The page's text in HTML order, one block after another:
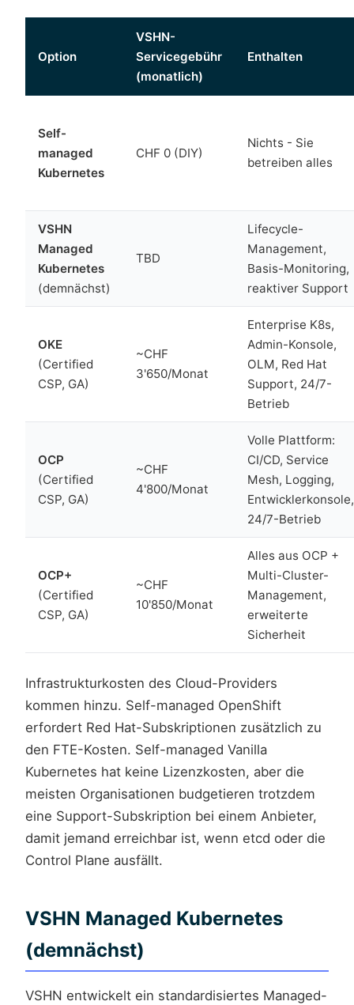
Option
VSHN-
Servicegebühr
(monatlich)
Enthalten
Self-
managed
Kubernetes
CHF 0 (DIY)
Nichts - Sie
betreiben alles
VSHN
Managed
Kubernetes
(demnächst)
TBD
Lifecycle-
Management,
Basis-Monitoring,
reaktiver Support
OKE
(Certified
CSP, GA)
~CHF
3'650/Monat
Enterprise K8s,
Admin-Konsole,
OLM, Red Hat
Support, 24/7-
Betrieb
OCP
(Certified
CSP, GA)
~CHF
4'800/Monat
Volle Plattform:
CI/CD, Service
Mesh, Logging,
Entwicklerkonsole,
24/7-Betrieb
OCP+
(Certified
CSP, GA)
~CHF
10'850/Monat
Alles aus OCP +
Multi-Cluster-
Management,
erweiterte
Sicherheit
Infrastrukturkosten des Cloud-Providers
kommen hinzu. Self-managed OpenShift
erfordert Red Hat-Subskriptionen zusätzlich zu
den FTE-Kosten. Self-managed Vanilla
Kubernetes hat keine Lizenzkosten, aber die
meisten Organisationen budgetieren trotzdem
eine Support-Subskription bei einem Anbieter,
damit jemand erreichbar ist, wenn etcd oder die
Control Plane ausfällt.
VSHN Managed Kubernetes
(demnächst)
VSHN entwickelt ein standardisiertes Managed-